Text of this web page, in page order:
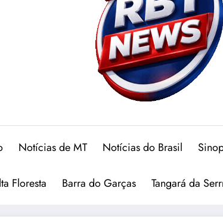
Notícias de MT Notícias do Brasil
Floresta Barra do Garças Tangará da